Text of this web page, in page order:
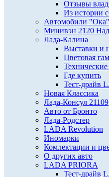
Отзывы
Из истории
Автомобили "Ока"
Минивэн 2120
Лада-Калина
Выставки и
Цветовая
Где купить
Тест-драйв
Новая Классика
Лада-Консул 21109
Авто от Бронто
Лада-Родстер
LADA Revolution
Иномарки
Комлектации и
О других авто
LADA PRIORA
Тест-драйв